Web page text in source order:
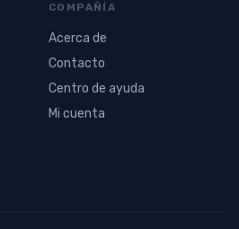
COMPAÑÍA
Acerca de
Contacto
Centro de ayuda
Mi cuenta